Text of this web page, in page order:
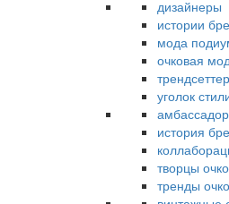
дизайнеры
истории
мода
очковая
уголок
амбассадор
история
творцы
тренды